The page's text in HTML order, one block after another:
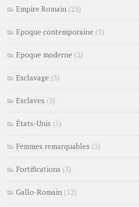
Empire Romain (25)
Epoque contemporaine (1)
Epoque moderne (2)
Esclavage (3)
Esclaves (3)
États-Unis (5)
Femmes remarquables (3)
Fortifications (3)
Gallo-Romain (12)